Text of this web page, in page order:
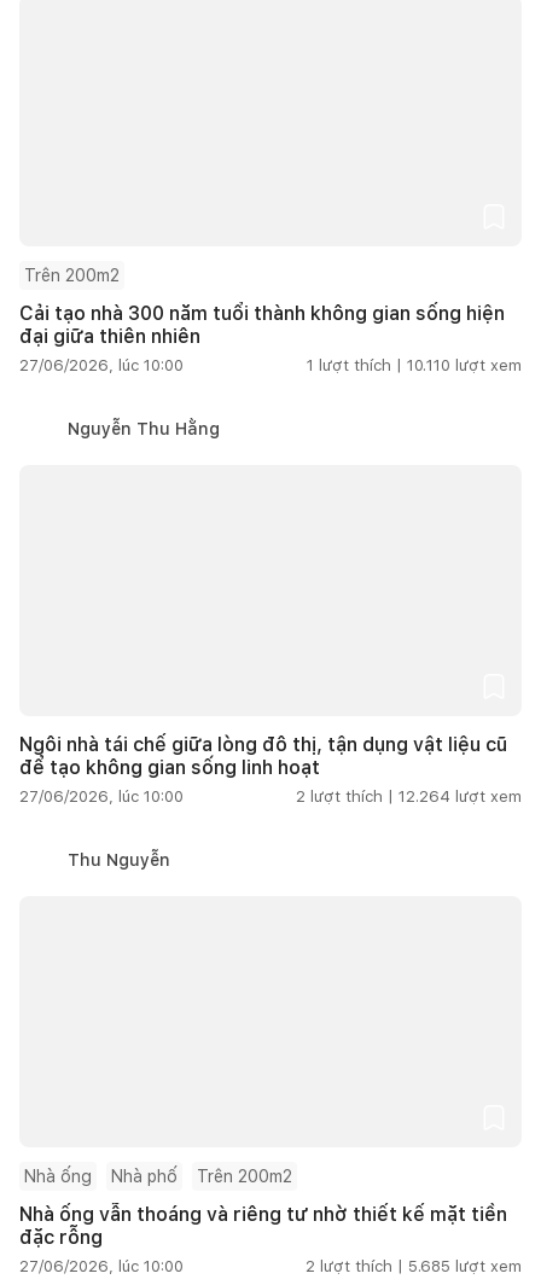
Trên 200m2
Cải tạo nhà 300 năm tuổi thành không gian sống hiện
đại giữa thiên nhiên
27/06/2026, lúc 10:00 1 lượt thích | 10.110 lượt xem
Nguyễn Thu Hằng
Ngôi nhà tái chế giữa lòng đô thị, tận dụng vật liệu cũ
để tạo không gian sống linh hoạt
27/06/2026, lúc 10:00 2 lượt thích | 12.264 lượt xem
Thu Nguyễn
Nhà ống Nhà phố Trên 200m2
Nhà ống vẫn thoáng và riêng tư nhờ thiết kế mặt tiền
đặc rỗng
27/06/2026, lúc 10:00 2 lượt thích | 5.685 lượt xem